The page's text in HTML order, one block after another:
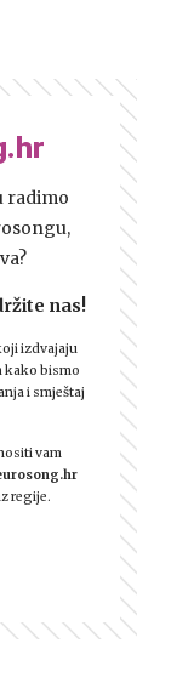
radimo
nas!
izdvajaju
kako bismo
i smještaj
vam
regije.